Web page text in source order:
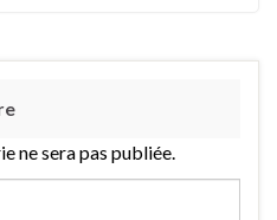
ne sera pas publiée.